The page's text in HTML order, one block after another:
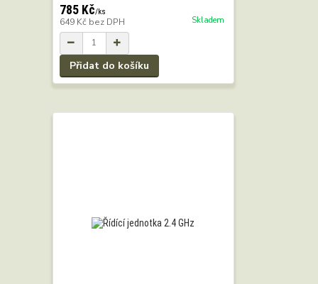
785 Kč/ks
649 Kč bez DPH Skladem
Přidat do košíku